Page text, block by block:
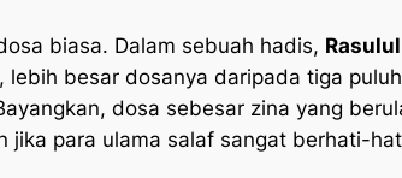
biasa. Dalam sebuah hadis,
besar dosanya daripada tiga
dosa sebesar zina yang
jika para ulama salaf sangat berhati-